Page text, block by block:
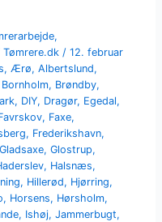
,
Tømrere.dk/12. februar
,Ærø,Albertslund,
Bornholm, Brøndby,
, DIY, Dragør, Egedal,
, Faxe,
, Frederikshavn,
Gladsaxe,Glostrup,
, Halsnæs,
, Hillerød, Hjørring,
, Horsens, Hørsholm,
, Ishøj,Jammerbugt,